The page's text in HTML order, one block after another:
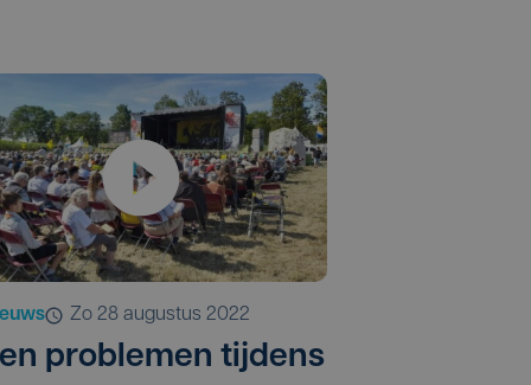
zo 28 augustus 2022
problemen tijdens